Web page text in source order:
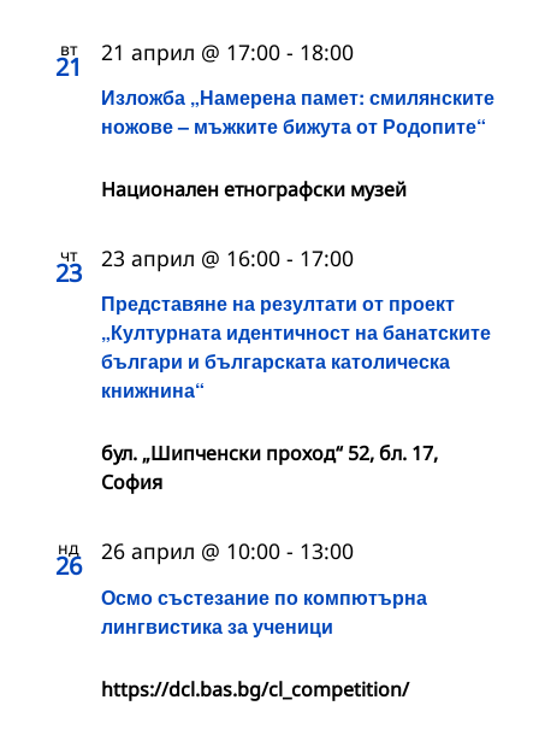
вт
21
Изложба „Намерена памет: смилянските
ножове – мъжките бижута от Родопите“
21 април @ 17:00 - 18:00
Национален етнографски музей
чт
23
Представяне на резултати от проект
„Културната идентичност на банатските
българи и българската католическа
книжнина“
23 април @ 16:00 - 17:00
бул. „Шипченски проход“ 52, бл. 17,
София
нд
26
Осмо състезание по компютърна
лингвистика за ученици
26 април @ 10:00 - 13:00
https://dcl.bas.bg/cl_competition/